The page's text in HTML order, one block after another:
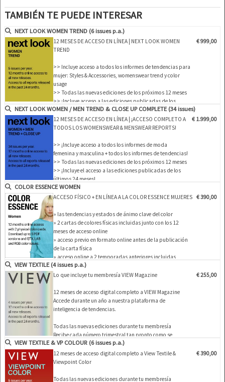
TAMBIÉN TE PUEDE INTERESAR
NEXT LOOK WOMEN TREND (6 issues p.a.)
12 MESES DE ACCESO EN LÍNEA | NEXT LOOK WOMEN
TREND
>> Incluye acceso a todos los informes de tendencias para
mujer: Styles & Accessories, womenswear trend y color
usage
>> Todas las nuevas ediciones de los próximos 12 meses
>> ¡Incluye acceso a las ediciones publicadas de los
últimos 24 meses!
>> Descargue hasta 200 ediciones completas en PDF y o
material gráfico CAD vectorial editable de su elección
€ 999,00
NEXT LOOK WOMEN / MEN TREND & CLOSE UP COMPLETE (34 issues)
12 MESES DE ACCESO EN LÍNEA | ¡ACCESO COMPLETO A
TODOS LOS WOMENSWEAR & MENSWEAR REPORTS!
>> ¡Incluye acceso a todos los informes de moda
femenina y masculina + todos los informes de tendencias!
>> Todas las nuevas ediciones de los próximos 12 meses
>> ¡Incluye el acceso a las ediciones publicadas de los
últimos 24 meses!
>> Descargue hasta 400 ediciones completas en PDF y/o
material gráfico CAD vectorial editable de su elección
€ 1.999,00
COLOR ESSENCE WOMEN
ACCESO FÍSICO + EN LÍNEA A LA COLOR ESSENCE MUJERES
» las tendencias y estados de ánimo clave del color
» 2 cartas de colores físicas incluidas junto con los 12
meses de acceso online
» acceso previo en formato online antes de la publicación
de la carta física
» acceso online a 2 temporadas anteriores incluidas
» descargue hasta 5 versiones en PDF o los valores QTX,
LAB y RGB de los colores
€ 390,00
VIEW TEXTILE (4 issues p.a.)
Lo que incluye tu membresía VIEW Magazine
12 meses de acceso digital completo a VIEW Magazine
Accede durante un año a nuestra plataforma de
inteligencia de tendencias.
Todas las nuevas ediciones durante tu membresía
Recibe cada número trimestral tan pronto como se
publique — disponible online.…
€ 255,00
VIEW TEXTILE & VP COLOUR (6 issues p.a.)
12 meses de acceso digital completo a View Textile &
Viewpoint Color
Todas las nuevas ediciones durante tu membresía
€ 390,00